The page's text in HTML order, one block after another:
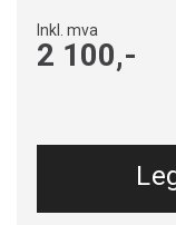
Inkl. mva
2 100,-